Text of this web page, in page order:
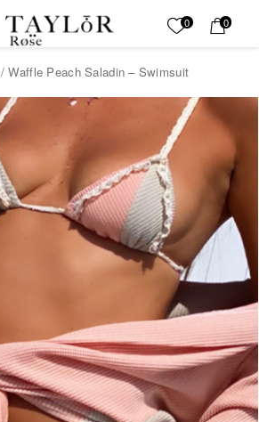
0My List
0
/ Waffle Peach Saladin – Swimsuit